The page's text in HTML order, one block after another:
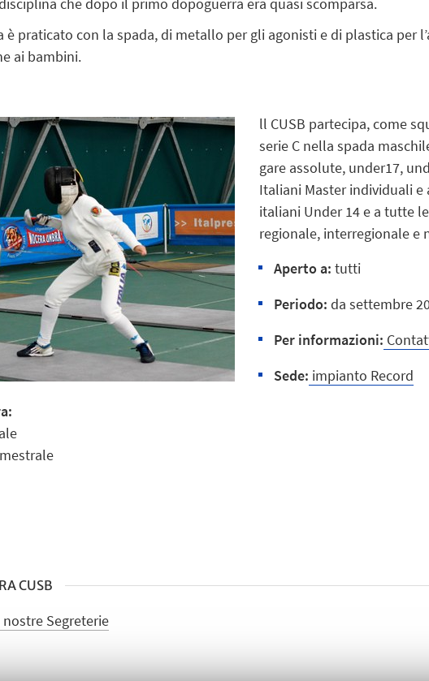
è praticato con la spada, di metallo per gli agonisti e di plastica per
ai bambini.
ll CUSB partecipa, come
serie C nella spada
gare assolute, under17,
Italiani Master individuali
italiani Under 14 e a tutte
regionale, interregionale e
Aperto a: tutti
Periodo:da settembre
Per informazioni:
Sede: impianto Record
CUSB
Segreterie